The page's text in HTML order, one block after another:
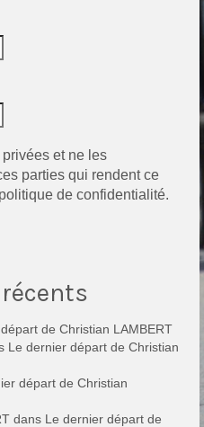
et ne les
parties qui rendent ce
de confidentialité.
de Christian LAMBERT
Le dernier départ de Christian
départ de Christian
dans Le dernier départ de